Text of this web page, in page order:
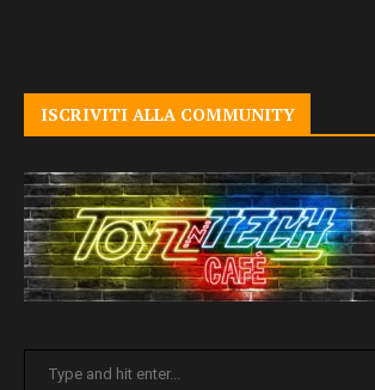
ISCRIVITI ALLA COMMUNITY